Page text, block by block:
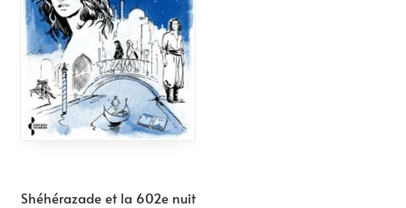
Shéhérazade et la 602e nuit